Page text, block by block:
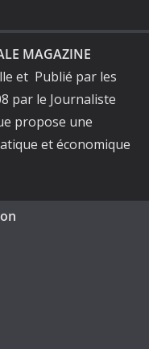
MAGAZINE
et Publié par les
par le Journaliste
propose une
et économique